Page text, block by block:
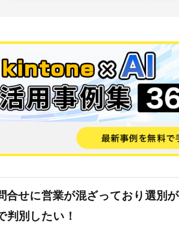
合せに営業が混ざっており選別
判別したい！